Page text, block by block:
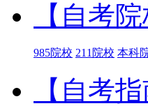
【自考院
985院校 211院校 本科
【自考指